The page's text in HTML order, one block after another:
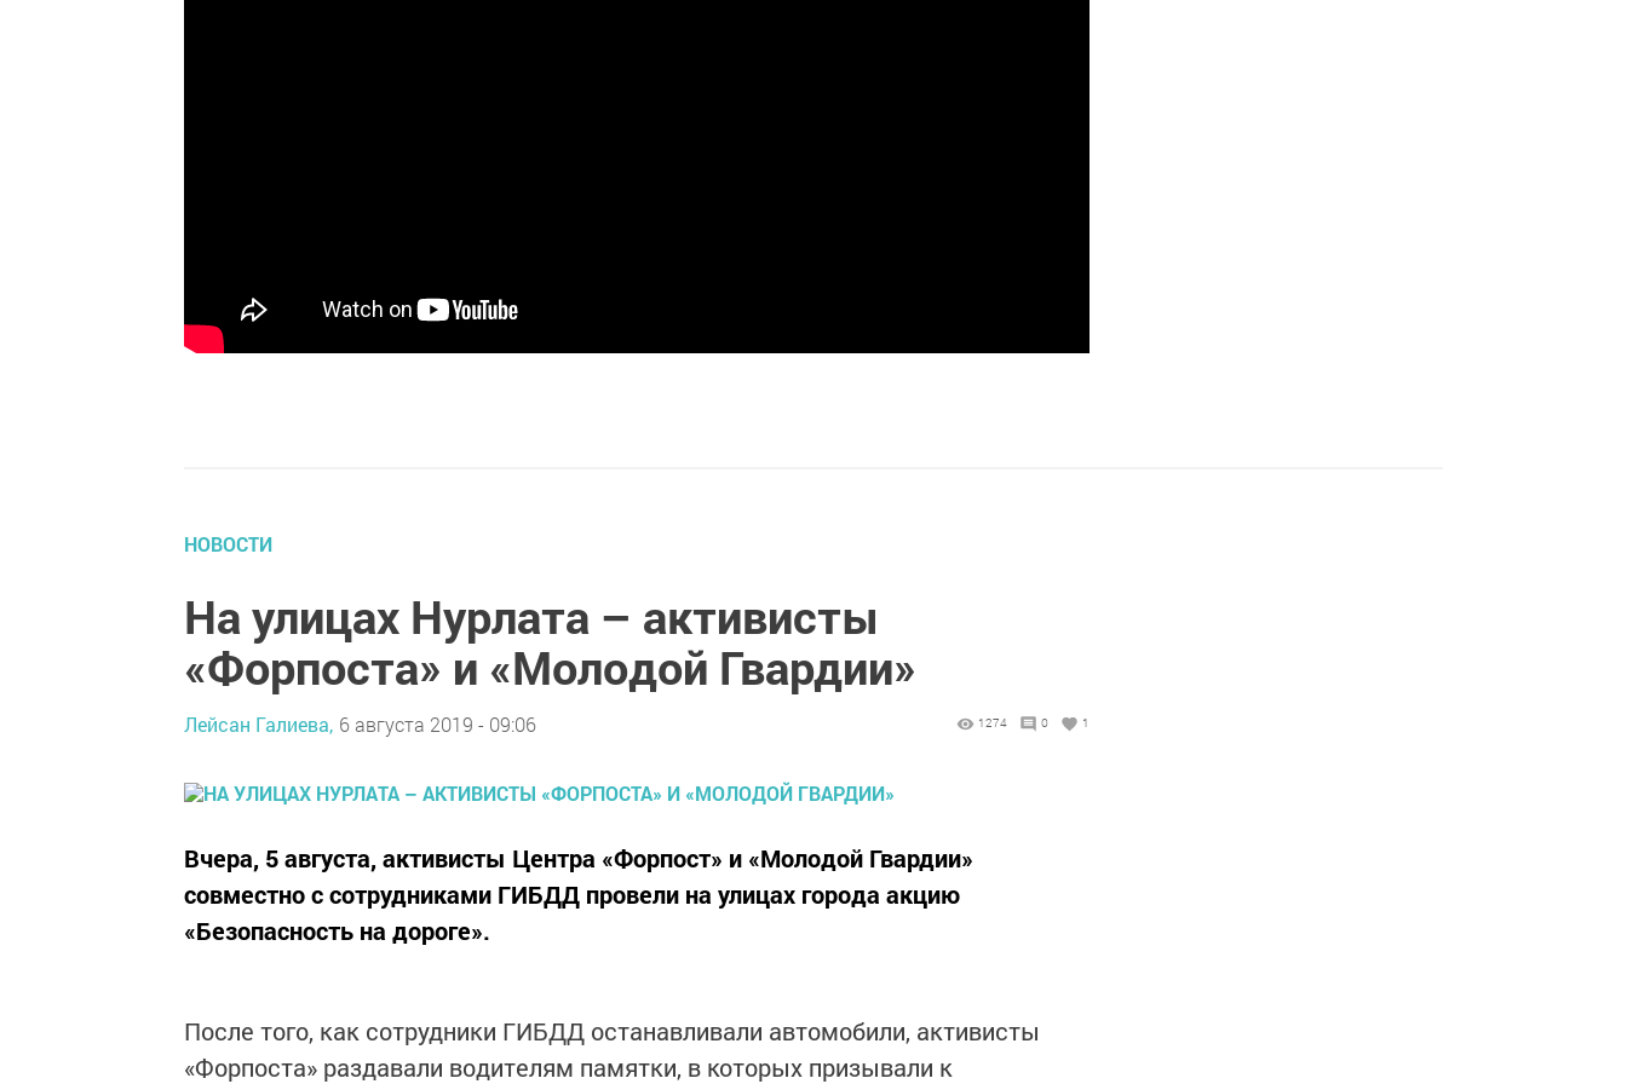
НОВОСТИ
На улицах Нурлата – активисты
«Форпоста» и «Молодой Гвардии»
Лейсан Галиева, 6 августа 2019 - 09:06 1274 0 1
Вчера, 5 августа, активисты Центра «Форпост» и «Молодой Гвардии»
совместно с сотрудниками ГИБДД провели на улицах города акцию
«Безопасность на дороге».
После того, как сотрудники ГИБДД останавливали автомобили, активисты
«Форпоста» раздавали водителям памятки, в которых призывали к